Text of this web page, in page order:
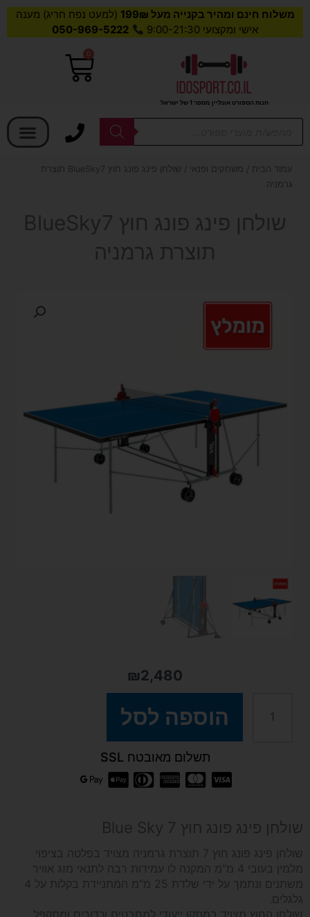
משלוח חינם ומהיר בקנייה מעל 199₪
(למעט נפח חריג) מענה
אישי ומקצועי 9:00-21:30
050-969-5222
חנות הספורט אונליין מספר 1 של ישראל
0
עגלת
Products
עמוד הבית / משחקים ופנאי
/ שולחן פינג פונג חוץ BlueSky7 תוצרת
גרמניה
שולחן פינג פונג חוץ BlueSky7
תוצרת גרמניה
₪2,480
פונג
חוץ
הוספה לסל
תשלום מאובטח SSL
שולחן פינג פונג חוץ 7 Blue Sky
שולחן פינג פונג חוץ 7 תוצרת גרמניה מצויד בפלטה בציפוי
מלמין בעובי 4 מ"מ המקנה לו עמידות רבה לתנאי מזג אוויר
משתנים ונתמך על ידי שלדת 25 מ"מ המתניידת בקלות על 4
גלגלים.